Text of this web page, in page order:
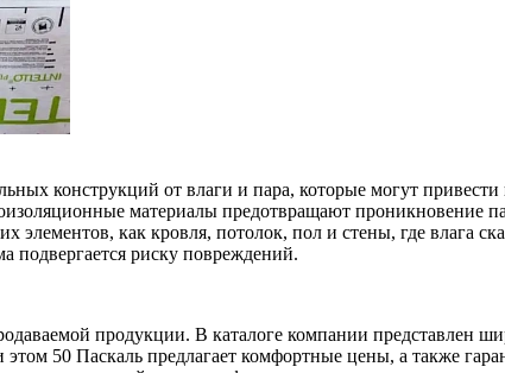
конструкций от влаги и пара, которые могут
материалы предотвращают проникновение
как кровля, потолок, пол и стены, где влага
подвергается риску повреждений.
продукции. В каталоге компании представлен
50 Паскаль предлагает комфортные цены, а также